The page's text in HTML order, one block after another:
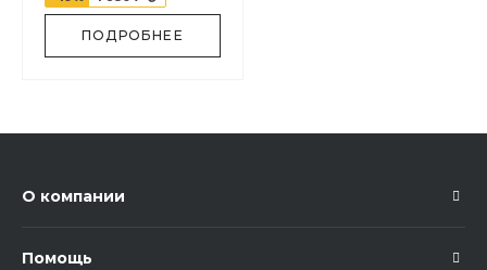
ПОДРОБНЕЕ
О компании
Помощь